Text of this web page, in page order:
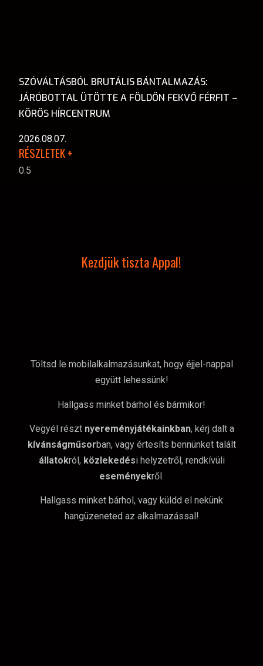
SZÓVÁLTÁSBÓL BRUTÁLIS BÁNTALMAZÁS:
JÁRÓBOTTAL ÜTÖTTE A FÖLDÖN FEKVŐ FÉRFIT –
KÖRÖS HÍRCENTRUM
2026.08.07.
RÉSZLETEK +
Kezdjük tiszta Appal!
Töltsd le mobilalkalmazásunkat, hogy éjjel-nappal
együtt lehessünk!
Hallgass minket bárhol és bármikor!
Vegyél részt nyereményjátékainkban, kérj dalt a
kívánságműsorban, vagy értesíts bennünket talált
állatokról, közlekedési helyzetről, rendkívüli
eseményekről.
Hallgass minket bárhol, vagy küldd el nekünk
hangüzeneted az alkalmazással!